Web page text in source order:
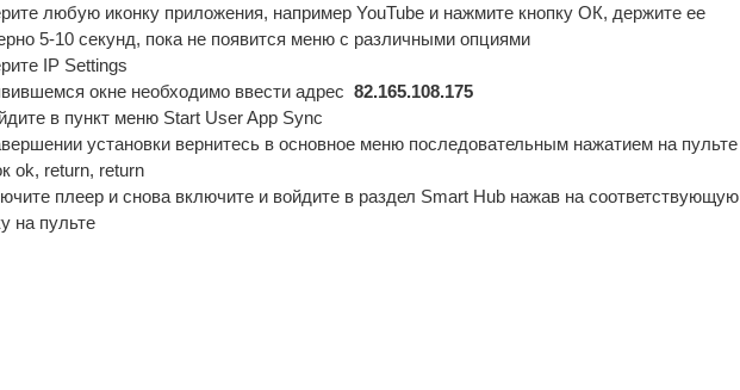
любую иконку приложения, например YouTube и нажмите кнопку ОК, держите ее
5-10 секунд, пока не появится меню с различными опциями
IP Settings
окне необходимо ввести адрес82.165.108.175
в пункт меню Start User App Sync
установки вернитесь в основное меню последовательным нажатием на пульте
ok, return, return
плеер и снова включите и войдите в раздел Smart Hub нажав на соответствующую
на пульте